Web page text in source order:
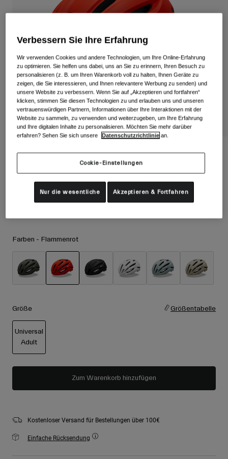
Mountainbike Schuhe
Gravel Schuhe
Alle anzeigen
Bekleidung
Mountainbike Bekleidung
Alle anzeigen
Handschuhe
Schutzbrillen
Ski
Snowboard
Mit austauschbaren Gläsern
Damen
Ersatzgläser
Kinder
Alle anzeigen
Verwendungszweck
Freestyle
Alle anzeigen
Isode II Helm
Artikelnr.39354-122-UA
Farben - Flammenrot
Größe Größentabelle
Universal
Adult
Zum Warenkorb hinzufügen
Kostenloser Versand für Bestellungen über 100€
Einfache Rücksendung
Verbessern Sie Ihre Erfahrung
Wir verwenden Cookies und andere Technologien, um Ihre Online-Erfahrung
zu optimieren. Sie helfen uns dabei, uns an Sie zu erinnern, Ihren Besuch zu
personalisieren (z. B. um Ihren Warenkorb voll zu halten, Ihnen Geräte zu
zeigen, die Sie interessieren, und Ihnen relevantere Werbung zu senden) und
unsere Website zu verbessern. Wenn Sie auf „Akzeptieren und fortfahren“
klicken, stimmen Sie diesen Technologien zu und erlauben uns und unseren
vertrauenswürdigen Partnern, Informationen über Ihre Interaktionen mit der
Website zu sammeln, zu verwenden und weiterzugeben, um Ihre Erfahrung
und Ihre digitalen Inhalte zu personalisieren. Möchten Sie mehr darüber
erfahren? Sehen Sie sich unsere
Datenschutzrichtlinie an.
Cookie-Einstellungen
Nur die wesentliche Akzeptieren & Fortfahren